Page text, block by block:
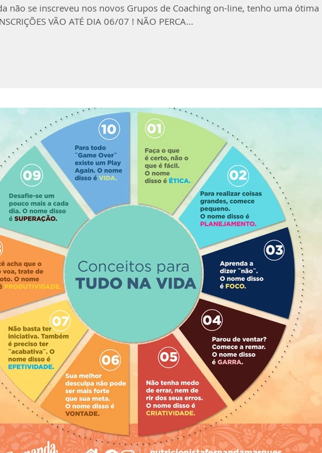
não se inscreveu nos novos Grupos de Coaching on-line, tenho uma ótima
VÃO ATÉ DIA 06/07 ! NÃO PERCA...